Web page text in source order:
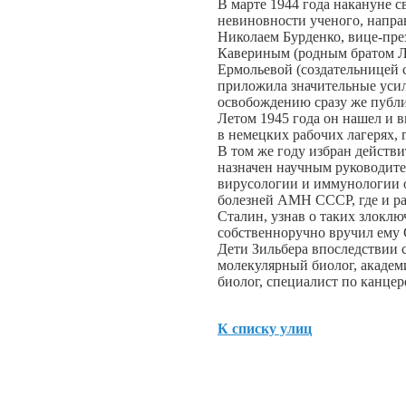
В марте 1944 года накануне
невиновности ученого,
Николаем Бурденко, вице-
Кавериным (родным братом
Ермольевой
приложила значительные
освобождению сразу же
Летом 1945 года он нашел и
в немецких рабочих лагерях,
В том же году избран
назначен научным
вирусологии и
болезней АМН СССР, где и
Сталин, узнав о таких
собственноручно вручил
Дети Зильбера
молекулярный биолог,
биолог, специалист по
К списку улиц